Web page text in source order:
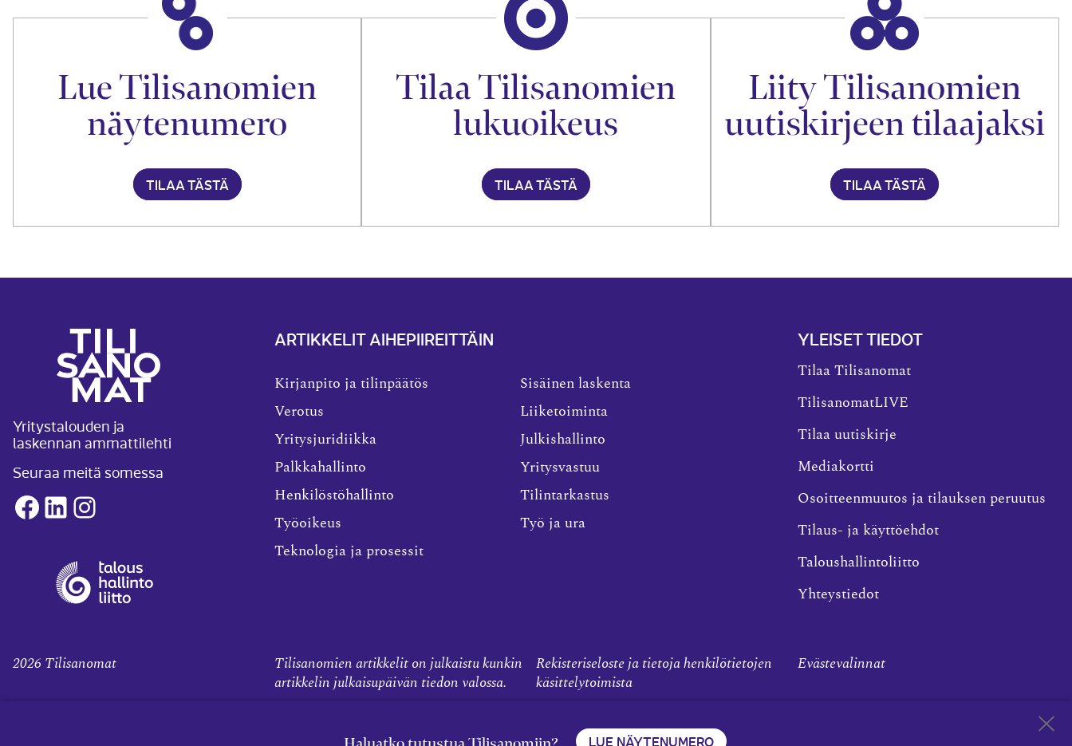
Lue Tilisanomien
näytenumero
TILAA TÄSTÄ
Tilaa Tilisanomien
lukuoikeus
TILAA TÄSTÄ
Liity Tilisanomien
uutiskirjeen tilaajaksi
TILAA TÄSTÄ
Yritystalouden ja
laskennan ammattilehti
Seuraa meitä somessa
Facebook
LinkedInInstagram
ARTIKKELIT AIHEPIIREITTÄIN
Kirjanpito ja tilinpäätös
Verotus
Yritysjuridiikka
Palkkahallinto
Henkilöstöhallinto
Työoikeus
Teknologia ja prosessit
Sisäinen laskenta
Liiketoiminta
Julkishallinto
Yritysvastuu
Tilintarkastus
Työ ja ura
YLEISET TIEDOT
Tilaa Tilisanomat
TilisanomatLIVE
Tilaa uutiskirje
Mediakortti
Osoitteenmuutos ja tilauksen peruutus
Tilaus- ja käyttöehdot
Taloushallintoliitto
Yhteystiedot
2026 Tilisanomat
Tilisanomien artikkelit on julkaistu kunkin
artikkelin julkaisupäivän tiedon valossa.
Rekisteriseloste ja tietoja henkilötietojen
käsittelytoimista
Evästevalinnat
Takaisin
LUE NÄYTENUMERO